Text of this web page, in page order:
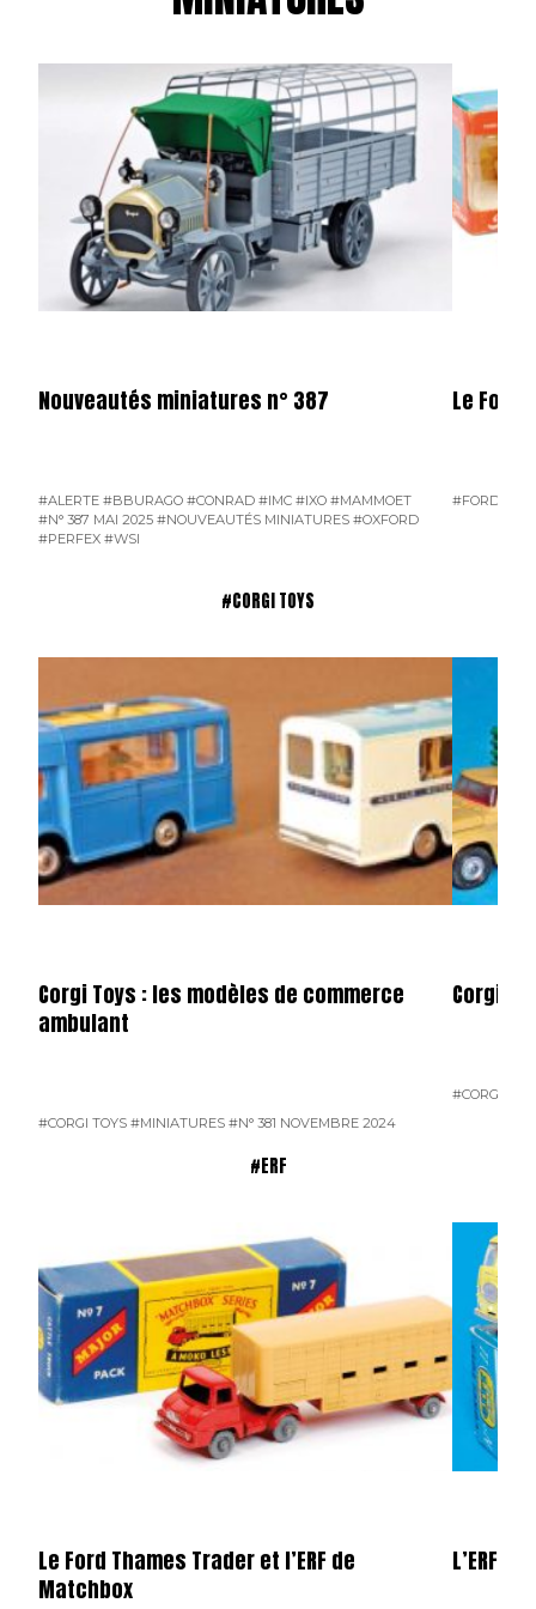
Nouveautés miniatures n° 387
#ALERTE #BBURAGO #CONRAD #IMC #IXO #MAMMOET
#N° 387 MAI 2025 #NOUVEAUTÉS MINIATURES #OXFORD
#PERFEX #WSI
Le Ford
#FORD D800
#CORGI TOYS
Corgi Toys : les modèles de commerce
ambulant
#CORGI TOYS #MINIATURES #N° 381 NOVEMBRE 2024
Corgi
#CORGI
#ERF
Le Ford Thames Trader et l’ERF de
Matchbox
L’ERF